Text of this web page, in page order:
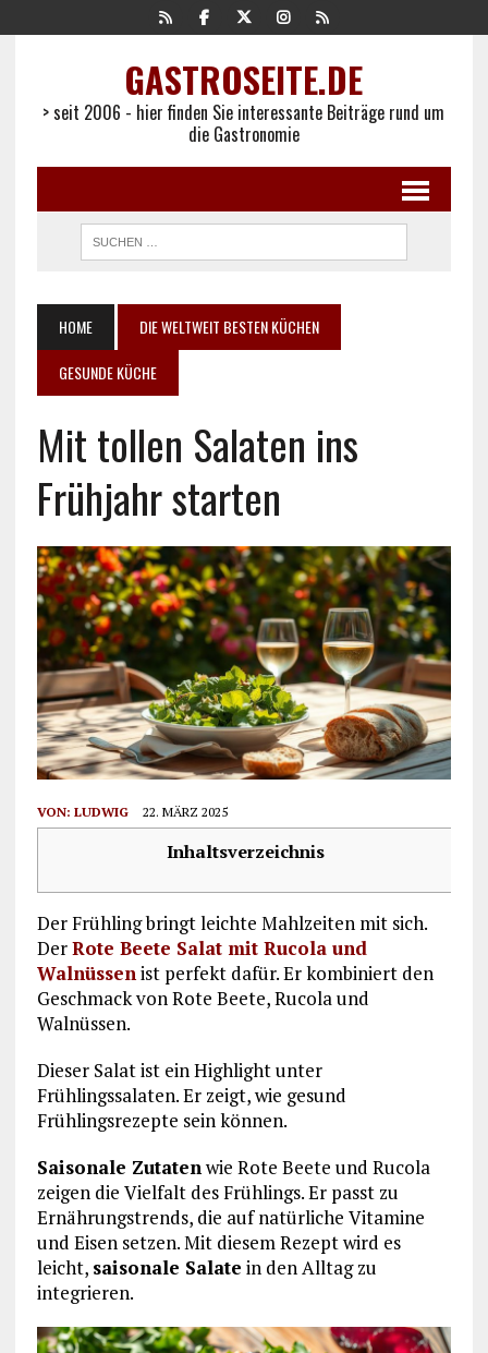
GASTROSEITE.DE
> seit 2006 - hier finden Sie interessante Beiträge rund um
die Gastronomie
HOME
DIE WELTWEIT BESTEN KÜCHEN
GESUNDE KÜCHE
Mit tollen Salaten ins
Frühjahr starten
VON: LUDWIG 22. MÄRZ 2025
Inhaltsverzeichnis
Der Frühling bringt leichte Mahlzeiten mit sich.
DerRote Beete Salatmit Rucola und
Walnüssenist perfekt dafür. Er kombiniert den
Geschmack von Rote Beete, Rucola und
Walnüssen.
Dieser Salat ist ein Highlight unter
Frühlingssalaten. Er zeigt, wie gesund
Frühlingsrezepte sein können.
Saisonale Zutatenwie Rote Beete und Rucola
zeigen die Vielfalt des Frühlings. Er passt zu
Ernährungstrends, die auf natürliche Vitamine
und Eisen setzen. Mit diesem Rezept wird es
leicht, saisonale Salate in den Alltag zu
integrieren.